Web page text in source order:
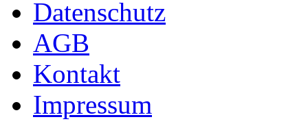
Datenschutz
AGB
Kontakt
Impressum